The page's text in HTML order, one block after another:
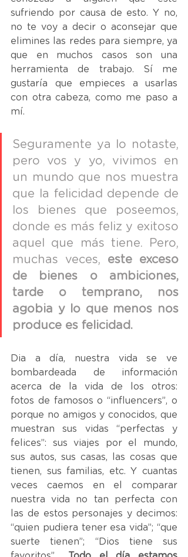
sufriendo por causa de esto. Y no,
no te voy a decir o aconsejar que
elimines las redes para siempre, ya
que en muchos casos son una
herramienta de trabajo. Sí me
gustaría que empieces a usarlas
con otra cabeza, como me paso a
mí.
Seguramente ya lo notaste,
pero vos y yo, vivimos en
un mundo que nos muestra
que la felicidad depende de
los bienes que poseemos,
donde es más feliz y exitoso
aquel que más tiene. Pero,
muchas veces, este exceso
de bienes o ambiciones,
tarde o temprano, nos
agobia y lo que menos nos
produce es felicidad.
Dia a día, nuestra vida se ve
bombardeada de información
acerca de la vida de los otros:
fotos de famosos o “influencers”, o
porque no amigos y conocidos, que
muestran sus vidas “perfectas y
felices”: sus viajes por el mundo,
sus autos, sus casas, las cosas que
tienen, sus familias, etc. Y cuantas
veces caemos en el comparar
nuestra vida no tan perfecta con
las de estos personajes y decimos:
“quien pudiera tener esa vida”; “que
suerte tienen”; “Dios tiene sus